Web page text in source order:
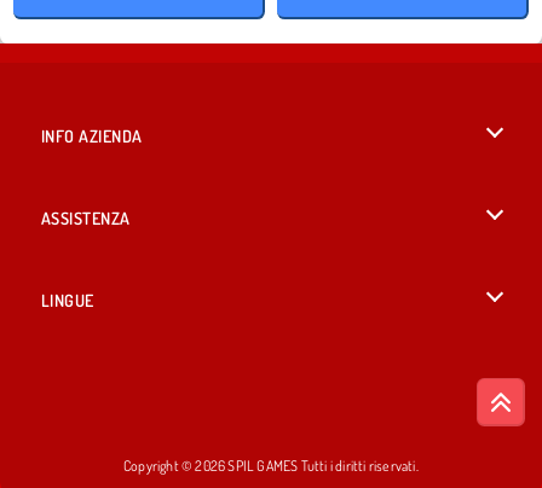
INFO AZIENDA
ASSISTENZA
LINGUE
Copyright © 2026 SPIL GAMES Tutti i diritti riservati.